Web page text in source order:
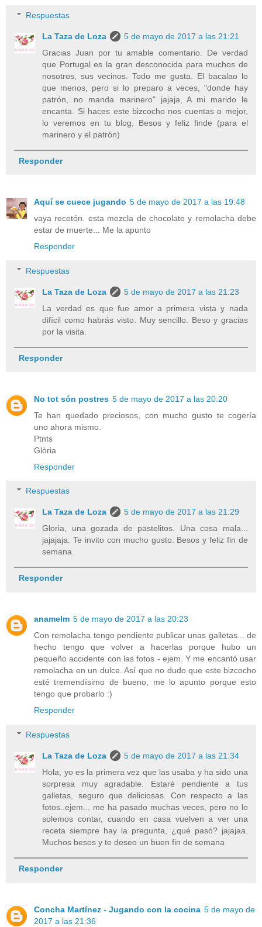
Respuestas
La Taza de Loza
5 de mayo de 2017 a las 21:21
Gracias Juan por tu amable comentario. De verdad
que Portugal es la gran desconocida para muchos de
nosotros, sus vecinos. Todo me gusta. El bacalao lo
que menos, pero si lo preparo a veces, "donde hay
patrón, no manda marinero" jajaja, A mi marido le
encanta. Si haces este bizcocho nos cuentas o mejor,
lo veremos en tu blog, Besos y feliz finde (para el
marinero y el patrón)
Responder
Aquí se cuece jugando 5 de mayo de 2017 a las 19:48
vaya recetón. esta mezcla de chocolate y remolacha debe
estar de muerte... Me la apunto
Responder
Respuestas
La Taza de Loza
5 de mayo de 2017 a las 21:23
La verdad es que fue amor a primera vista y nada
difícil como habrás visto. Muy sencillo. Beso y gracias
por la visita.
Responder
No tot són postres 5 de mayo de 2017 a las 20:20
Te han quedado preciosos, con mucho gusto te cogería
uno ahora mismo.
Ptnts
Glòria
Responder
Respuestas
La Taza de Loza
5 de mayo de 2017 a las 21:29
Gloria, una gozada de pastelitos. Una cosa mala...
jajajaja. Te invito con mucho gusto. Besos y feliz fin de
semana.
Responder
anamelm 5 de mayo de 2017 a las 20:23
Con remolacha tengo pendiente publicar unas galletas... de
hecho tengo que volver a hacerlas porque hubo un
pequeño accidente con las fotos - ejem. Y me encantó usar
remolacha en un dulce. Así que no dudo que este bizcocho
esté tremendísimo de bueno, me lo apunto porque esto
tengo que probarlo :)
Responder
Respuestas
La Taza de Loza
5 de mayo de 2017 a las 21:34
Hola, yo es la primera vez que las usaba y ha sido una
sorpresa muy agradable. Estaré pendiente a tus
galletas, seguro que deliciosas. Con respecto a las
fotos..ejem... me ha pasado muchas veces, pero no lo
solemos contar, cuando en casa vuelven a ver una
receta siempre hay la pregunta, ¿qué pasó? jajajaa.
Muchos besos y te deseo un buen fin de semana
Responder
Concha Martínez - Jugando con la cocina 5 de mayo de
2017 a las 21:36